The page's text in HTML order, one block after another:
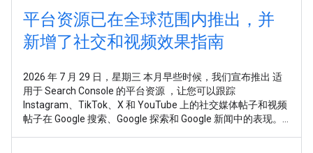
平台资源已在全球范围内推出，并
新增了社交和视频效果指南
2026 年 7 月 29 日，星期三 本月早些时候，我们宣布推出 适
用于 Search Console 的平台资源 ，让您可以跟踪
Instagram、TikTok、X 和 YouTube 上的社交媒体帖子和视频
帖子在 Google 搜索、Google 探索和 Google 新闻中的表现。